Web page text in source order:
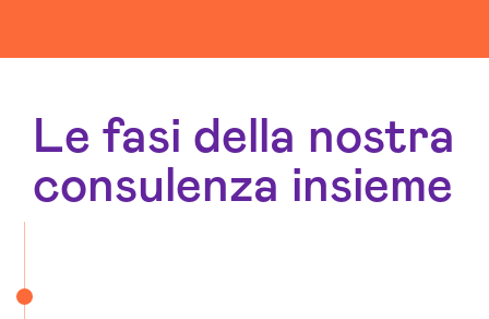
Le fasi della nostra
consulenza insieme